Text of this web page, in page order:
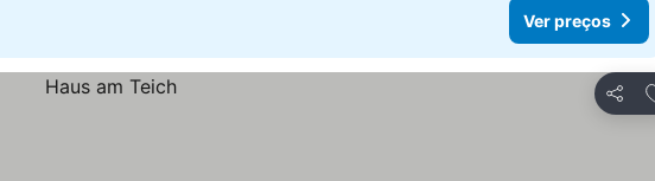
Ver preços